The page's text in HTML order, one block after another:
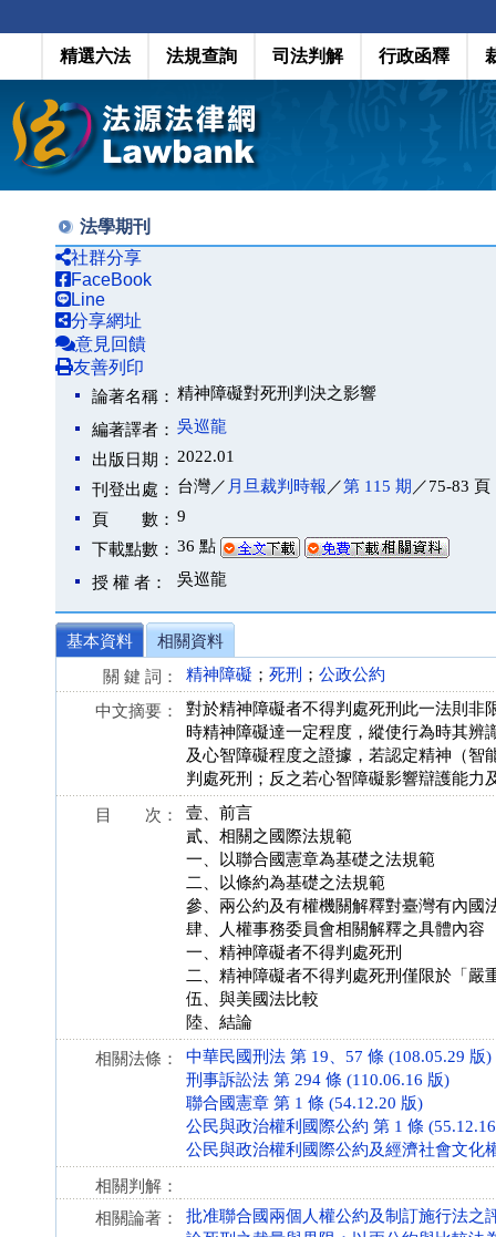
精選六法 法規查詢 司法判解 行政函釋
法學期刊
社群分享
FaceBook
Line
分享網址
意見回饋
友善列印
論著名稱： 精神障礙對死刑判決之影響
編著譯者： 吳巡龍
出版日期： 2022.01
刊登出處： 台灣／ 月旦裁判時報 ／第 115 期 ／75-83 頁
頁 數： 9
下載點數： 36 點
授 權 者： 吳巡龍
基本資料
相關資料
關 鍵 詞：
精神障礙 ； 死刑 ； 公政公約
中文摘要：
對於精神障礙者不得判處死刑此一法則非
時精神障礙達一定程度，縱使行為時其
及心智障礙程度之證據，若認定精神（智
判處死刑；反之若心智障礙影響辯護能力
目 次：
壹、前言
貳、相關之國際法規範
一、以聯合國憲章為基礎之法規範
二、以條約為基礎之法規範
參、兩公約及有權機關解釋對臺灣有內國
肆、人權事務委員會相關解釋之具體內容
一、精神障礙者不得判處死刑
二、精神障礙者不得判處死刑僅限於「嚴
伍、與美國法比較
陸、結論
相關法條：
中華民國刑法 第 19、57 條 (108.05.29 版)
刑事訴訟法 第 294 條 (110.06.16 版)
聯合國憲章 第 1 條 (54.12.20 版)
公民與政治權利國際公約 第 1 條
公民與政治權利國際公約及經濟社會文化
相關判解：
相關論著：
批准聯合國兩個人權公約及制訂施行法之